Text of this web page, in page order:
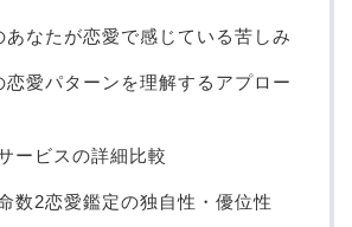
あなたが恋愛で感じている苦しみ
恋愛パターンを理解するアプロー
ービスの詳細比較
数2恋愛鑑定の独自性・優位性